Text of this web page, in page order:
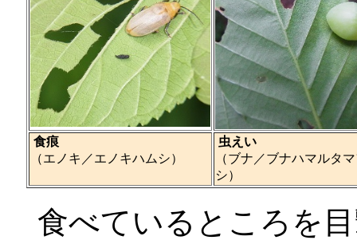
食痕
（エノキ／エノキハムシ）
虫えい
（ブナ／ブナハマルタ
シ）
食べているところを